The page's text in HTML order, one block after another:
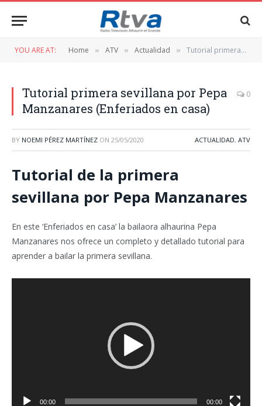
YOU ARE AT: Home » ATV » Actualidad » Tutorial primera sevillana por Pepa Manzanares (Enferiados en casa)
Tutorial primera sevillana por Pepa
Manzanares (Enferiados en casa)
0
BY NOEMI PÉREZ MARTÍNEZ ON 25/05/2020 ACTUALIDAD, ATV
Tutorial de la primera
sevillana por Pepa Manzanares
En este ‘Enferiados en casa’ la bailaora alhaurina Pepa
Manzanares nos ofrece un completo y detallado tutorial para
aprender a bailar la primera sevillana.
00:00 00:00